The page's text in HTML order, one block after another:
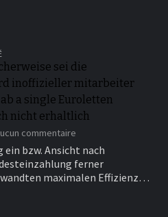
sei die
inoffizieller mitarbeiter
a single Euroletten
nicht erhaltlich
commentaire
Unglucklicherweise
sei
die
Paysafecard
bzw. Ansicht nach
ferner
maximalen Effizienz…